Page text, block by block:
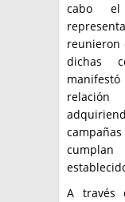
cabo
reunieron
dichas
cumplan
A través